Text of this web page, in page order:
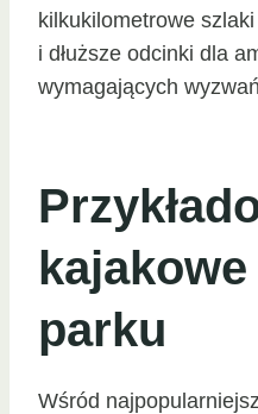
kilkukilometrowe
i dłuższe odcinki dla
wymagających
parku
Wśród